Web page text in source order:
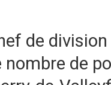
de
nombre de